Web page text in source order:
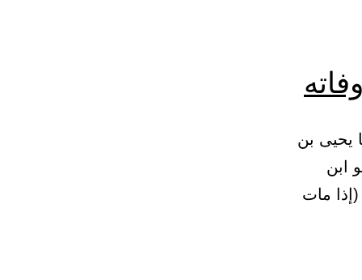
بعد وفاته 14 – (1631) حدثنا يحيى بن
ابن
مات